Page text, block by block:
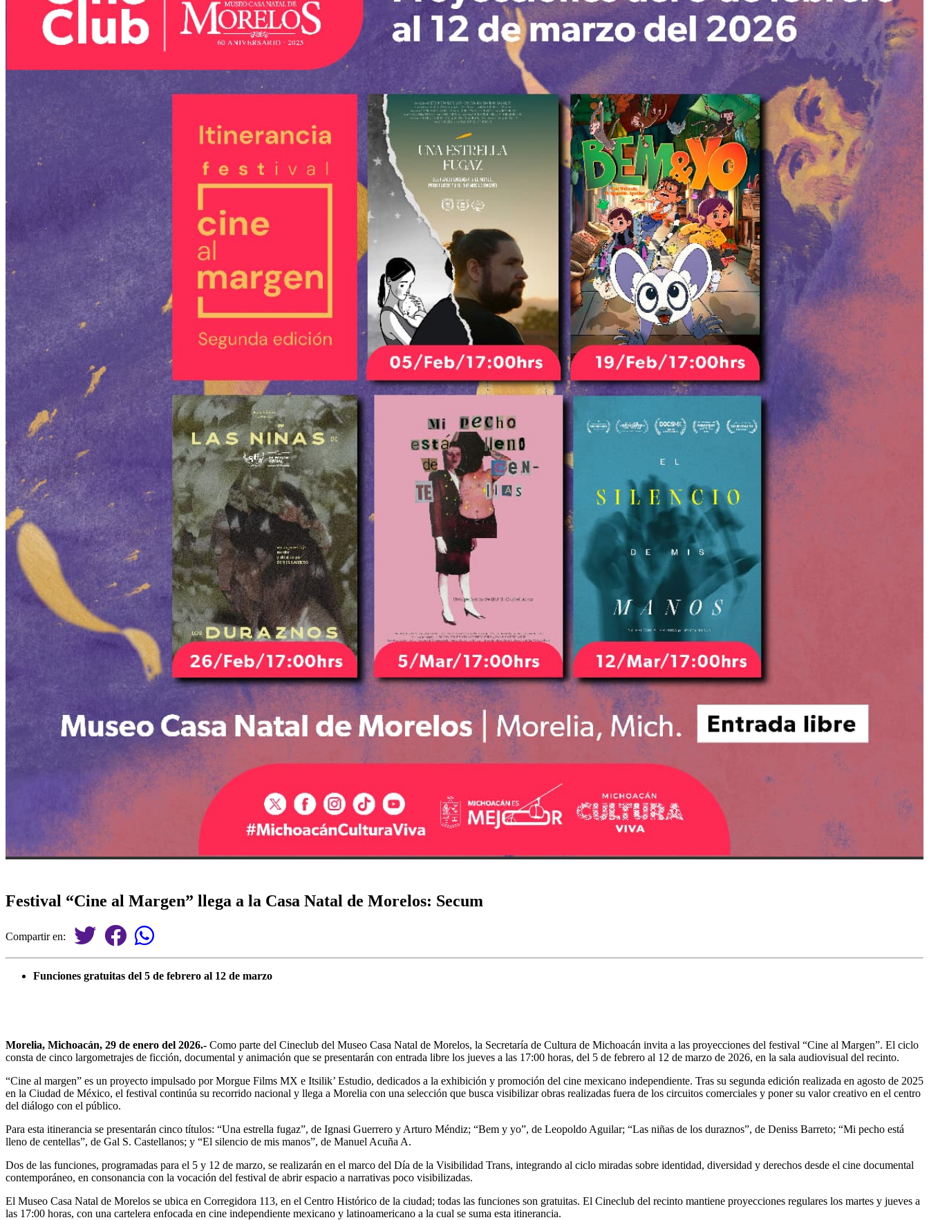
Festival “Cine al Margen” llega a la Casa Natal de Morelos: Secum
Compartir en:
Funciones gratuitas del 5 de febrero al 12 de marzo
Morelia, Michoacán, 29 de enero del 2026.- Como parte del Cineclub del Museo Casa Natal de Morelos, la Secretaría de Cultura de Michoacán invita a las proyecciones del festival “Cine al Margen”. El ciclo
consta de cinco largometrajes de ficción, documental y animación que se presentarán con entrada libre los jueves a las 17:00 horas, del 5 de febrero al 12 de marzo de 2026, en la sala audiovisual del recinto.
“Cine al margen” es un proyecto impulsado por Morgue Films MX e Itsilik’ Estudio, dedicados a la exhibición y promoción del cine mexicano independiente. Tras su segunda edición realizada en agosto de 2025
en la Ciudad de México, el festival continúa su recorrido nacional y llega a Morelia con una selección que busca visibilizar obras realizadas fuera de los circuitos comerciales y poner su valor creativo en el centro
del diálogo con el público.
Para esta itinerancia se presentarán cinco títulos: “Una estrella fugaz”, de Ignasi Guerrero y Arturo Méndiz; “Bem y yo”, de Leopoldo Aguilar; “Las niñas de los duraznos”, de Deniss Barreto; “Mi pecho está
lleno de centellas”, de Gal S. Castellanos; y “El silencio de mis manos”, de Manuel Acuña A.
Dos de las funciones, programadas para el 5 y 12 de marzo, se realizarán en el marco del Día de la Visibilidad Trans, integrando al ciclo miradas sobre identidad, diversidad y derechos desde el cine documental
contemporáneo, en consonancia con la vocación del festival de abrir espacio a narrativas poco visibilizadas.
El Museo Casa Natal de Morelos se ubica en Corregidora 113, en el Centro Histórico de la ciudad; todas las funciones son gratuitas. El Cineclub del recinto mantiene proyecciones regulares los martes y jueves a
las 17:00 horas, con una cartelera enfocada en cine independiente mexicano y latinoamericano a la cual se suma esta itinerancia.